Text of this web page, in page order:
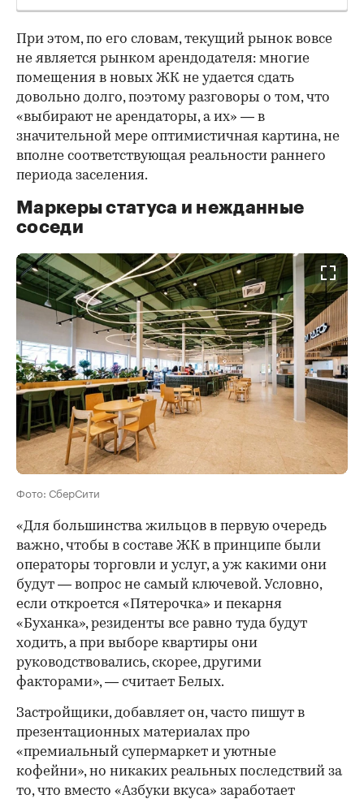
При этом, по его словам, текущий рынок вовсе
не является рынком арендодателя: многие
помещения в новых ЖК не удается сдать
довольно долго, поэтому разговоры о том, что
«выбирают не арендаторы, а их» — в
значительной мере оптимистичная картина, не
вполне соответствующая реальности раннего
периода заселения.
Маркеры статуса и нежданные
соседи
Фото: СберСити
«Для большинства жильцов в первую очередь
важно, чтобы в составе ЖК в принципе были
операторы торговли и услуг, а уж какими они
будут — вопрос не самый ключевой. Условно,
если откроется «Пятерочка» и пекарня
«Буханка», резиденты все равно туда будут
ходить, а при выборе квартиры они
руководствовались, скорее, другими
факторами», — считает Белых.
Застройщики, добавляет он, часто пишут в
презентационных материалах про
«премиальный супермаркет и уютные
кофейни», но никаких реальных последствий за
то, что вместо «Азбуки вкуса» заработает